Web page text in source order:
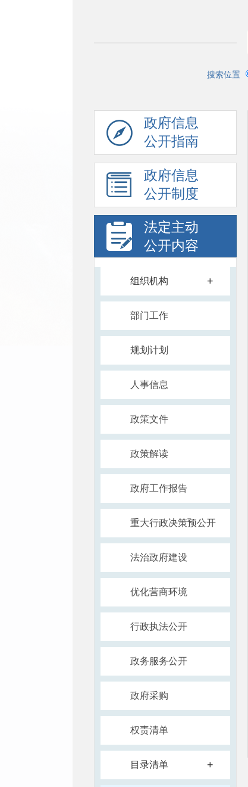
搜索位置
政府信息
公开指南
政府信息
公开制度
法定主动
公开内容
组织机构 +
部门工作
规划计划
人事信息
政策文件
政策解读
政府工作报告
重大行政决策预公开
法治政府建设
优化营商环境
行政执法公开
政务服务公开
政府采购
权责清单
目录清单 +